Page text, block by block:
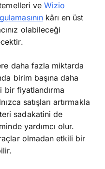
veWizio
kârı en üst
olabileceği
daha fazla miktarda
birim başına daha
fiyatlandırma
satışları artırmakla
sadakatini de
yardımcı olur.
olmadan etkili bir